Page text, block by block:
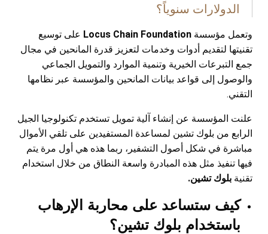
الدولارات سنوياً؟
وتعمل مؤسسة Locus Chain Foundation على توسيع
تقنيتها لتقديم أدوات وخدمات لتعزيز قدرة المانحين في مجال
جمع التبرعات الخيرية وتنمية الموارد والتمويل الجماعي
والوصول إلى قواعد بيانات المانحين والمؤسسة عبر نظامها
التقني.
علنت المؤسسة عن إنشاء آلية تمويل تستخدم تكنولوجيا الجيل
الرابع من بلوك تشين لمساعدة المستفيدين على تلقي الأموال
مباشرة في شكل أصول التشفير، ربما هذه هي أول مرة يتم
فيها تنفيذ مثل هذه المبادرة واسعة النطاق من خلال استخدام
تقنية بلوك تشين.
كيف ستساعد على محاربة الإرهاب
باستخدام بلوك تشين؟